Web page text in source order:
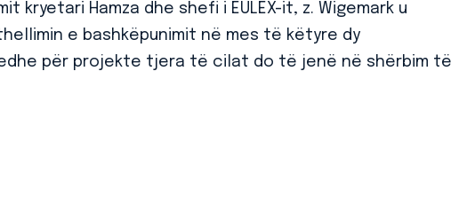
kryetari Hamza dhe shefi i EULEX-it, z. Wigemark u
e bashkëpunimit në mes të këtyre dy
për projekte tjera të cilat do të jenë në shërbim të